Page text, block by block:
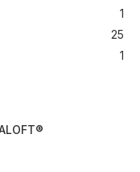
1
25
1